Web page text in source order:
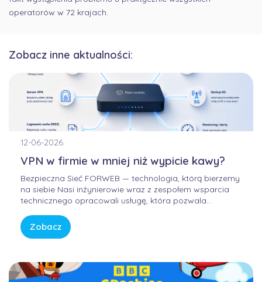
operatorów w 72 krajach.
Zobacz inne aktualności:
12-06-2026
VPN w firmie w mniej niż wypicie kawy?
Bezpieczna Sieć FORWEB — technologia, którą bierzemy
na siebie Nasi inżynierowie wraz z zespołem wsparcia
technicznego opracowali usługę, która pozwala
przewidywalny. Bez samodzielnego konfigurowania
skomplikowanych urządzeń, bez studiowania
Zobacz